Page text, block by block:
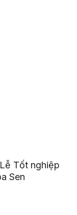
Tốt nghiệp
Sen